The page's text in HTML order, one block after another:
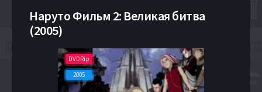
Наруто Фильм 2: Великая битва
(2005)
DVDRip
2005